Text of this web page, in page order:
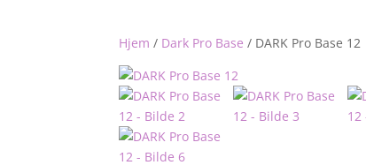
Hjem / Dark Pro Base / DARK Pro Base 12